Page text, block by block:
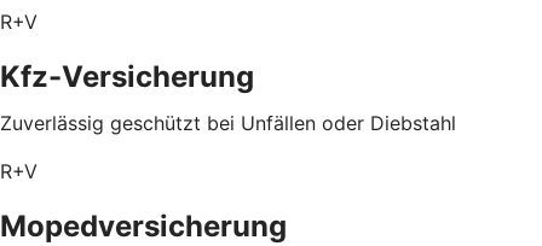
R+V
Kfz-Versicherung
Zuverlässig geschützt bei Unfällen oder Diebstahl
R+V
Mopedversicherung